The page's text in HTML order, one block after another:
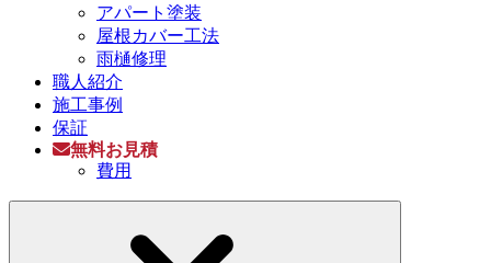
アパート塗装
屋根カバー工法
雨樋修理
職人紹介
施工事例
保証
無料お見積
費用